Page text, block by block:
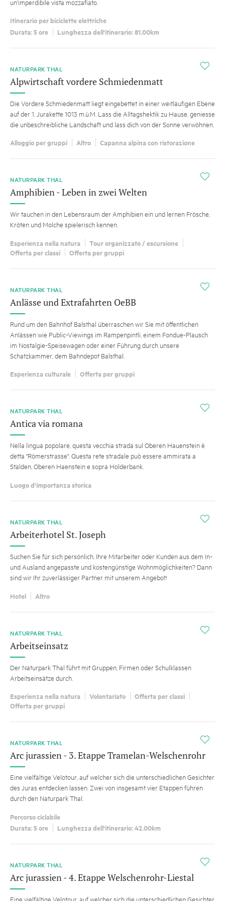
Itinerario per biciclette elettriche
Durata: 5 ore
Lunghezza dell'itinerario: 81.00km
i
NATURPARK THAL
Alpwirtschaft vordere Schmiedenmatt
Die Vordere Schmiedenmatt liegt eingebettet in einer weitläufigen Ebene
auf der 1. Jurakette 1013 m.ü.M. Lass die Alltagshektik zu Hause, geniesse
die unbeschreibliche Landschaft und lass dich von der Sonne verwöhnen.
Alloggio per gruppi Altro Capanna alpina con ristorazione
i
NATURPARK THAL
Amphibien - Leben in zwei Welten
Wir tauchen in den Lebensraum der Amphibien ein und lernen Frösche,
Kröten und Molche spielerisch kennen.
Esperienza nella natura
Tour organizzato / escursione
Offerta per classi
Offerta per gruppi
i
NATURPARK THAL
Anlässe und Extrafahrten OeBB
Rund um den Bahnhof Balsthal überraschen wir Sie mit öffentlichen
Anlässen wie Public-Viewings im Rampenpintli, einem Fondue-Plausch
im Nostalgie-Speisewagen oder einer Führung durch unsere
Schatzkammer, dem Bahndepot Balsthal.
Esperienza culturale Offerta per gruppi
i
NATURPARK THAL
Antica via romana
Nella lingua popolare, questa vecchia strada sul Oberen Hauenstein è
detta "Römerstrasse". Questa rete stradale può essere ammirata a
Stalden, Oberen Haenstein e sopra Holderbank.
Luogo d'importanza storica
i
NATURPARK THAL
Arbeiterhotel St. Joseph
Suchen Sie für sich persönlich, Ihre Mitarbeiter oder Kunden aus dem In-
und Ausland angepasste und kostengünstige Wohnmöglichkeiten? Dann
sind wir Ihr zuverlässiger Partner mit unserem Angebot!
Hotel Altro
i
NATURPARK THAL
Arbeitseinsatz
Der Naturpark Thal führt mit Gruppen, Firmen oder Schulklassen
Arbeitseinsätze durch.
Esperienza nella natura Volontariato
Offerta per classi
Offerta per gruppi
i
NATURPARK THAL
Arc jurassien - 3. Etappe Tramelan-Welschenrohr
Eine vielfältige Velotour, auf welcher sich die unterschiedlichen Gesichter
des Juras entdecken lassen. Zwei von insgesamt vier Etappen führen
durch den Naturpark Thal.
Percorso ciclabile
Durata: 5 ore
Lunghezza dell'itinerario: 42.00km
i
NATURPARK THAL
Arc jurassien - 4. Etappe Welschenrohr-Liestal
Eine vielfältige Velotour, auf welcher sich die unterschiedlichen Gesichter